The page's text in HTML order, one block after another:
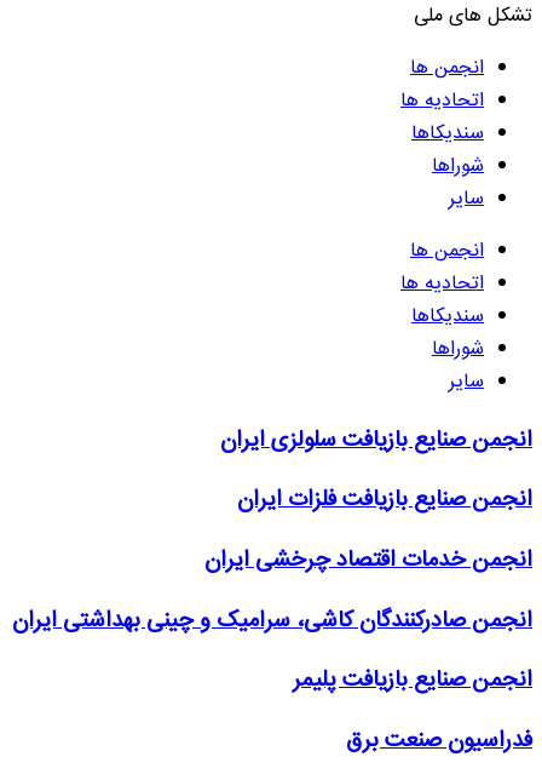
تشکل های ملی
انجمن ها
اتحادیه ها
سندیکاها
شوراها
سایر
انجمن ها
اتحادیه ها
سندیکاها
شوراها
سایر
انجمن صنایع بازیافت سلولزی ایران
انجمن صنایع بازیافت فلزات ایران
انجمن خدمات اقتصاد چرخشی ایران
انجمن صادرکنندگان کاشی، سرامیک و چینی بهداشتی ایران
انجمن صنایع بازیافت پلیمر
فدراسیون صنعت برق